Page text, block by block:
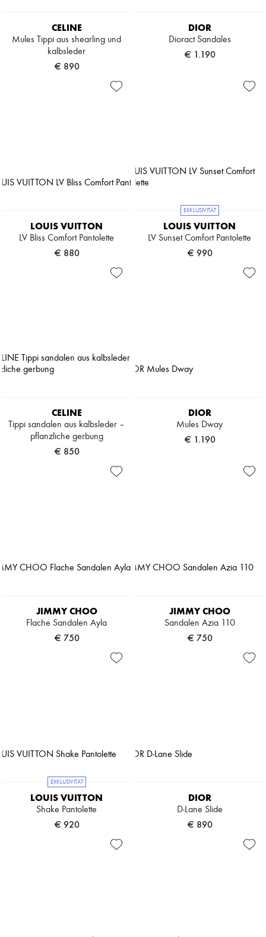
CELINE
Mules Tippi aus shearling und
kalbsleder
€ 890
DIOR
Dioract Sandales
€ 1.190
LOUIS VUITTON
LV Bliss Comfort Pantolette
€ 880
EXKLUSIVITÄT
LOUIS VUITTON
LV Sunset Comfort Pantolette
€ 990
CELINE
Tippi sandalen aus kalbsleder –
pflanzliche gerbung
€ 850
DIOR
Mules Dway
€ 1.190
JIMMY CHOO
Flache Sandalen Ayla
€ 750
JIMMY CHOO
Sandalen Azia 110
€ 750
EXKLUSIVITÄT
LOUIS VUITTON
Shake Pantolette
€ 920
DIOR
D-Lane Slide
€ 890